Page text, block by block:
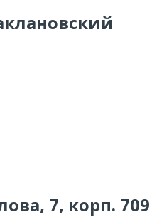
7, корп. 709